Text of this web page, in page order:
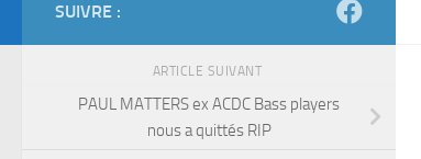
SUIVRE :
ARTICLE SUIVANT
PAUL MATTERS ex ACDC Bass players
nous a quittés RIP